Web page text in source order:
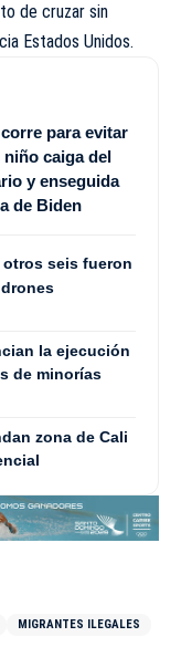
de cruzar sin
Estados Unidos.
para evitar
niño caiga del
y enseguida
de Biden
seis fueron
la ejecución
de minorías
zona de Cali
MIGRANTES ILEGALES